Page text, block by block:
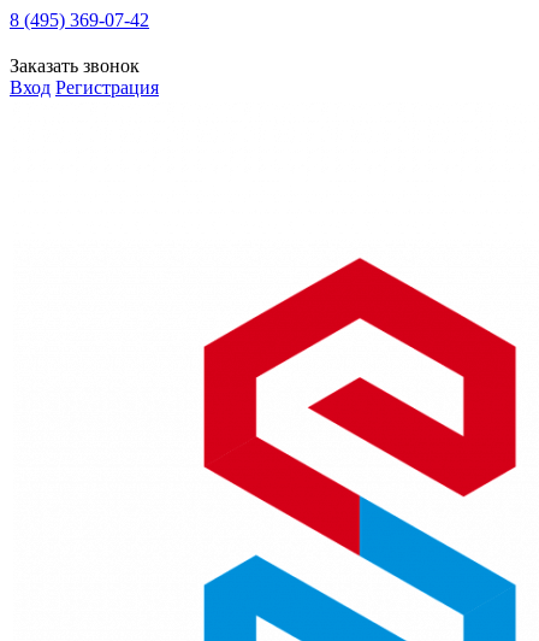
8 (495) 369-07-42
Заказать звонок
Вход Регистрация